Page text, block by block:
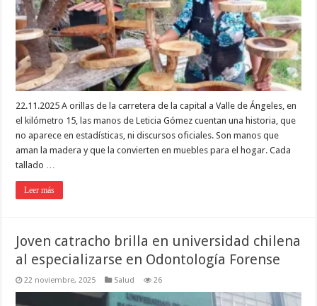
22.11.2025 A orillas de la carretera de la capital a Valle de Ángeles, en
el kilómetro 15, las manos de Leticia Gómez cuentan una historia, que
no aparece en estadísticas, ni discursos oficiales. Son manos que
aman la madera y que la convierten en muebles para el hogar. Cada
tallado …
Leer más
Joven catracho brilla en universidad chilena
al especializarse en Odontología Forense
22 noviembre, 2025 Salud 26